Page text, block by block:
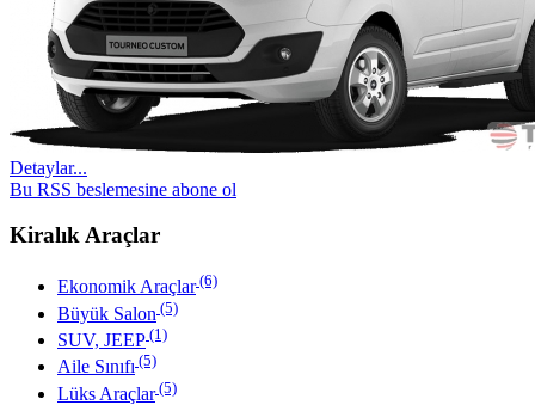
Detaylar...
Bu RSS beslemesine abone ol
Kiralık Araçlar
Ekonomik Araçlar(6)
Büyük Salon (5)
SUV, JEEP (1)
Aile Sınıfı (5)
Lüks Araçlar(5)